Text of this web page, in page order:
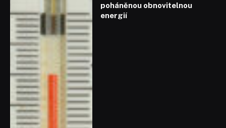
poháněnou obnovitelnou
energií